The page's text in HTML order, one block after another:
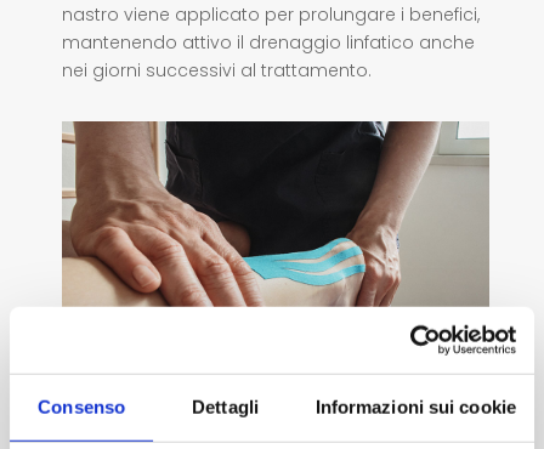
Consenso Dettagli Informazioni sui cookie
nastro viene applicato per prolungare i benefici,
mantenendo attivo il drenaggio linfatico anche
nei giorni successivi al trattamento.